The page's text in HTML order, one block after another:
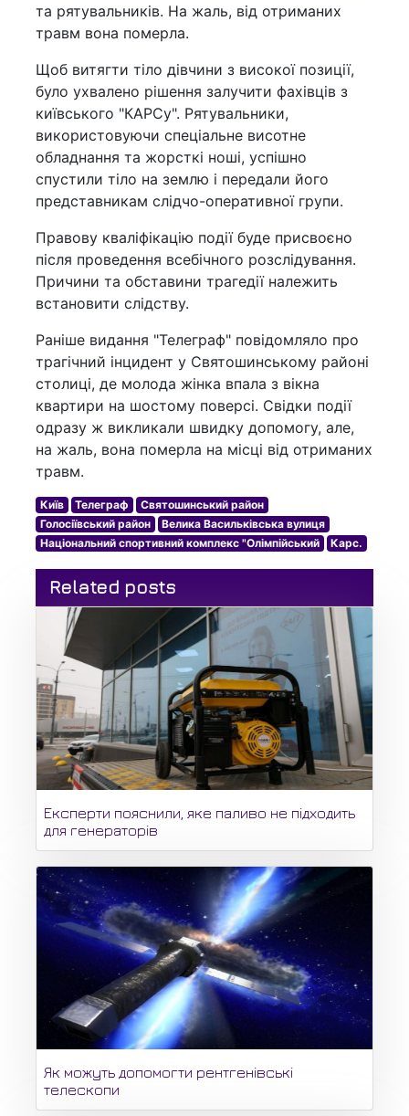
та рятувальників. На жаль, від отриманих
травм вона померла.
Щоб витягти тіло дівчини з високої позиції,
було ухвалено рішення залучити фахівців з
київського "КАРСу". Рятувальники,
використовуючи спеціальне висотне
обладнання та жорсткі ноші, успішно
спустили тіло на землю і передали його
представникам слідчо-оперативної групи.
Правову кваліфікацію події буде присвоєно
після проведення всебічного розслідування.
Причини та обставини трагедії належить
встановити слідству.
Раніше видання "Телеграф" повідомляло про
трагічний інцидент у Святошинському районі
столиці, де молода жінка впала з вікна
квартири на шостому поверсі. Свідки події
одразу ж викликали швидку допомогу, але,
на жаль, вона померла на місці від отриманих
травм.
Київ Телеграф
Святошинський район
Голосіївський район
Велика Васильківська вулиця
Національний спортивний комплекс "Олімпійський
Карс.
Related posts
Експерти пояснили, яке паливо не підходить
для генераторів
Як можуть допомогти рентгенівські
телескопи